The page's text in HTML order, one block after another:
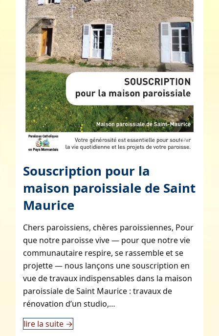
Souscription pour la
maison paroissiale de Saint
Maurice
Chers paroissiens, chères paroissiennes, Pour
que notre paroisse vive — pour que notre vie
communautaire respire, se rassemble et se
projette — nous lançons une souscription en
vue de travaux indispensables dans la maison
paroissiale de Saint Maurice : travaux de
rénovation d’un studio,…
lire la suite →